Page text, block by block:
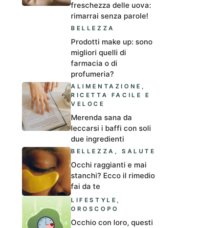
freschezza delle uova:
rimarrai senza parole!
BELLEZZA
Prodotti make up: sono
migliori quelli di
farmacia o di
profumeria?
ALIMENTAZIONE ,
RICETTA FACILE E
VELOCE
Merenda sana da
leccarsi i baffi con soli
due ingredienti
BELLEZZA ,SALUTE
Occhi raggianti e mai
stanchi? Ecco il rimedio
fai da te
LIFESTYLE ,
OROSCOPO
Occhio con loro, questi